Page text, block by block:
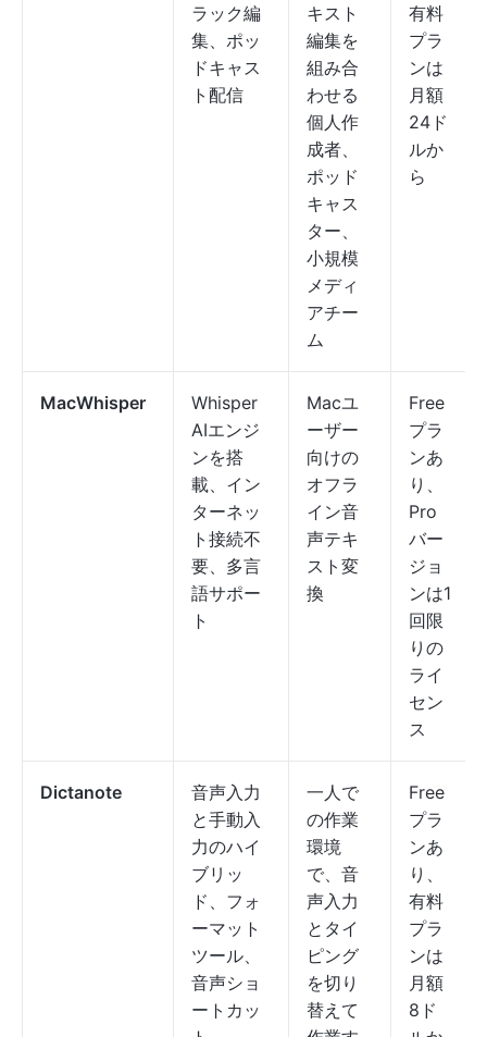
ラック編
集、ポッ
ドキャス
ト配信
キスト
編集を
組み合
わせる
個人作
成者、
ポッド
キャス
ター、
小規模
メディ
アチー
ム
有料
プラ
ンは
月額
24ド
ルか
ら
MacWhisper
Whisper
AIエンジ
ンを搭
載、イン
ターネッ
ト接続不
要、多言
語サポー
ト
Macユ
ーザー
向けの
オフラ
イン音
声テキ
スト変
換
Free
プラ
ンあ
り、
Pro
バー
ジョ
ンは1
回限
りの
ライ
セン
ス
Dictanote
音声入力
と手動入
力のハイ
ブリッ
ド、フォ
ーマット
ツール、
音声ショ
ートカッ
一人で
の作業
環境
で、音
声入力
とタイ
ピング
を切り
替えて
Free
プラ
ンあ
り、
有料
プラ
ンは
月額
8ド